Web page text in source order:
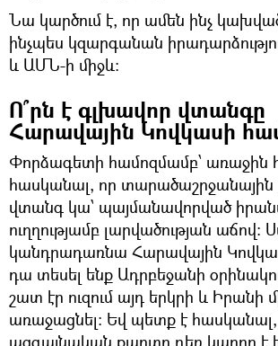
Նա կարծում է, որ ամեն ինչ
ինչպես կզարգանան
և ԱՄՆ-ի միջև։
Ո՞րն է գլխավոր վտանգը
Հարավային Կովկասի
Փորձագետի համոզմամբ՝ առաջին
հասկանալ, որ տարածաշրջանային
վտանգ կա՝ պայմանավորված
ուղղությամբ լարվածության
կանդրադառնա Հարավային
դա տեսել ենք Ադրբեջանի
շատ էր ուզում այդ երկրի և Իրանի
առաջացնել։ Եվ պետք է հասկանալ,
ազգայնական քարտը դեռ կարող է